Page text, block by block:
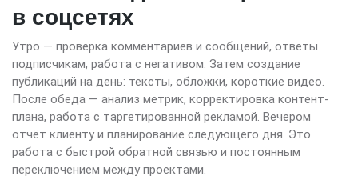
в соцсетях
Утро — проверка комментариев и сообщений, ответы
подписчикам, работа с негативом. Затем создание
публикаций на день: тексты, обложки, короткие видео.
После обеда — анализ метрик, корректировка контент-
плана, работа с таргетированной рекламой. Вечером
отчёт клиенту и планирование следующего дня. Это
работа с быстрой обратной связью и постоянным
переключением между проектами.